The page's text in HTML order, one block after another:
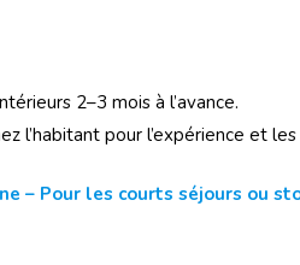
2–3 mois à l’avance.
l’habitant pour l’expérience et
– Pour les courts séjours ou